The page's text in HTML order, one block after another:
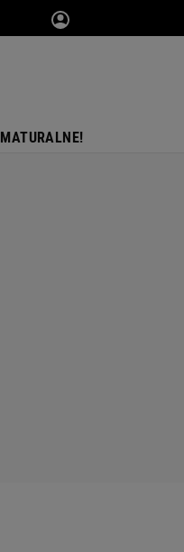
MATURALNE!